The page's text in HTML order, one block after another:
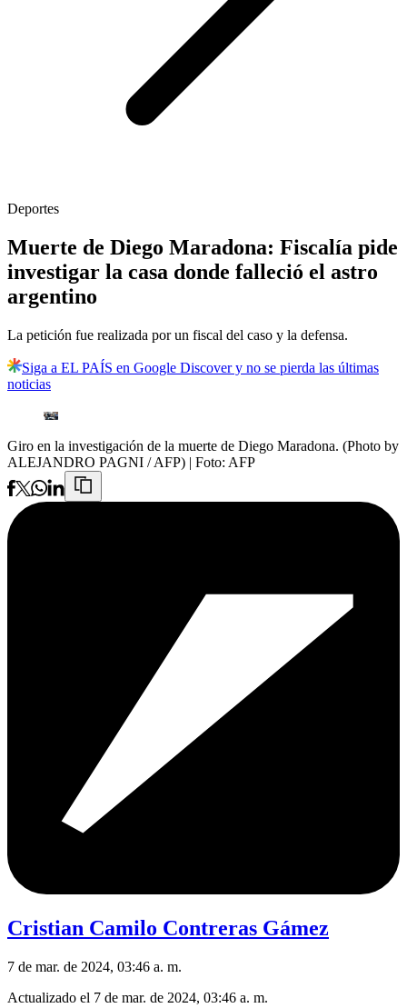
Deportes
Muerte de Diego Maradona: Fiscalía pide
investigar la casa donde falleció el astro
argentino
La petición fue realizada por un fiscal del caso y la defensa.
Siga a EL PAÍS en Google Discover y no se pierda las últimas
noticias
Giro en la investigación de la muerte de Diego Maradona. (Photo by
ALEJANDRO PAGNI / AFP) | Foto: AFP
Cristian Camilo Contreras Gámez
7 de mar. de 2024, 03:46 a. m.
Actualizado el 7 de mar. de 2024, 03:46 a. m.